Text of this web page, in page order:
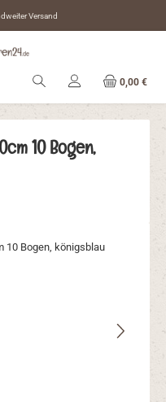
Versand
0,00 €
10 Bogen,